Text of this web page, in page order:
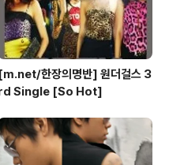
[m.net/한장의명반] 원더걸스 3
Single [So Hot]